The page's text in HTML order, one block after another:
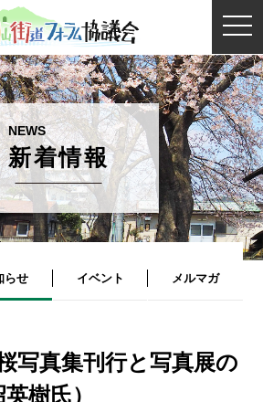
新着情報
らせ イベント メルマガ
写真集刊行と写真展の
樹氏）